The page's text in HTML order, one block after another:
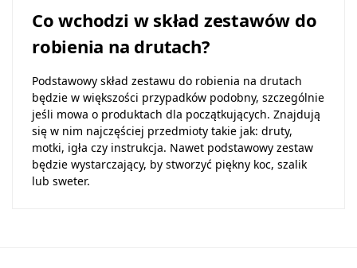
Co wchodzi w skład zestawów do
robienia na drutach?
Podstawowy skład zestawu do robienia na drutach
będzie w większości przypadków podobny, szczególnie
jeśli mowa o produktach dla początkujących. Znajdują
się w nim najczęściej przedmioty takie jak: druty,
motki, igła czy instrukcja. Nawet podstawowy zestaw
będzie wystarczający, by stworzyć piękny koc, szalik
lub sweter.